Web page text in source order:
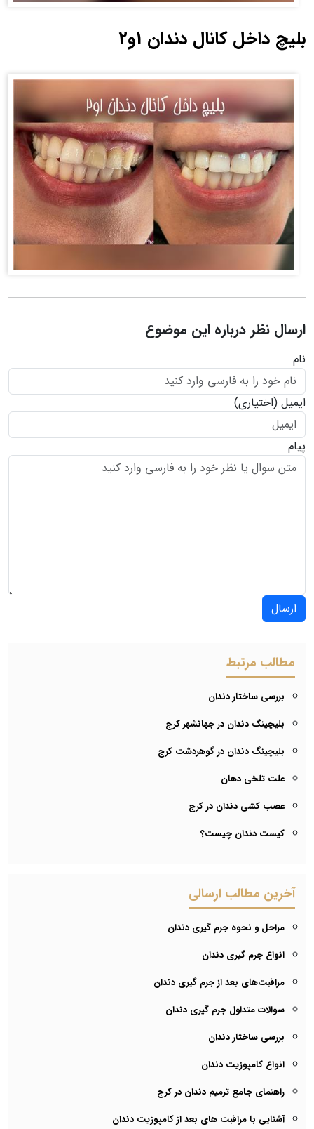
بلیچ داخل کانال دندان 1و2
ارسال نظر درباره این موضوع
نام
ایمیل (اختیاری)
پیام
ارسال
مطالب مرتبط
بررسی ساختار دندان
بلیچینگ دندان در جهانشهر کرج
بلیچینگ دندان در گوهردشت کرج
علت تلخی دهان
عصب کشی دندان در کرج
کیست دندان چیست؟
آخرین مطالب ارسالی
مراحل و نحوه جرم گیری دندان
انواع جرم گیری دندان
مراقبت‌های بعد از جرم گیری دندان
سوالات متداول جرم گیری دندان
بررسی ساختار دندان
انواع کامپوزیت دندان
راهنمای جامع ترمیم دندان در کرج
آشنایی با مراقبت های بعد از کامپوزیت دندان